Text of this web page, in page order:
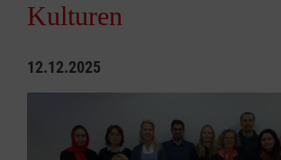
Kulturen
12.12.2025